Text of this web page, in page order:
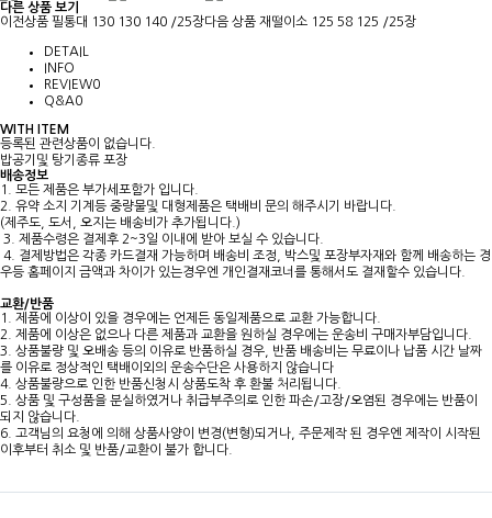
다른 상품 보기
이전상품 필통대 130 130 140 /25장다음 상품 재떨이소 125 58 125 /25장
DETAIL
INFO
REVIEW0
Q&A0
WITH ITEM
등록된 관련상품이 없습니다.
밥공기및 탕기종류 포장
배송정보
1. 모든 제품은 부가세포함가 입니다.
2. 유약 소지 기계등 중량물및 대형제품은 택배비 문의 해주시기 바랍니다.
(제주도, 도서, 오지는 배송비가 추가됩니다.)
3. 제품수령은 결제후 2~3일 이내에 받아 보실 수 있습니다.
4. 결제방법은 각종 카드결재 가능하며 배송비 조정, 박스및 포장부자재와 함께 배송하는 경
우등 홈페이지 금액과 차이가 있는경우엔 개인결재코너를 통해서도 결재할수 있습니다.
교환/반품
1. 제품에 이상이 있을 경우에는 언제든 동일제품으로 교환 가능합니다.
2. 제품에 이상은 없으나 다른 제품과 교환을 원하실 경우에는 운송비 구매자부담입니다.
3. 상품불량 및 오배송 등의 이유로 반품하실 경우, 반품 배송비는 무료이나 납품 시간 날짜
를 이유로 정상적인 택배이외의 운송수단은 사용하지 않습니다
4. 상품불량으로 인한 반품신청시 상품도착 후 환불 처리됩니다.
5. 상품 및 구성품을 분실하였거나 취급부주의로 인한 파손/고장/오염된 경우에는 반품이
되지 않습니다.
6. 고객님의 요청에 의해 상품사양이 변경(변형)되거나, 주문제작 된 경우엔 제작이 시작된
이후부터 취소 및 반품/교환이 불가 합니다.